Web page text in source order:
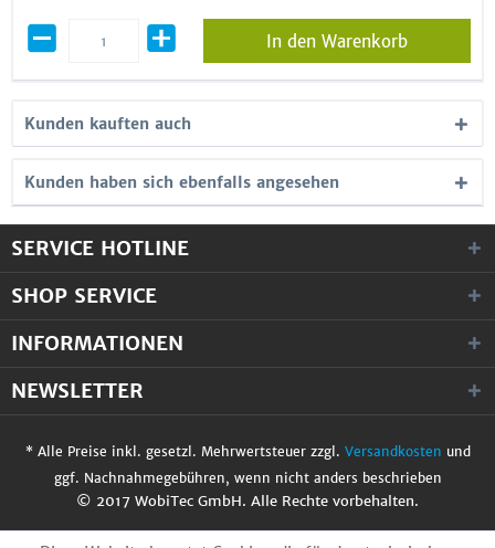
In den Warenkorb
Kunden kauften auch
Kunden haben sich ebenfalls angesehen
SERVICE HOTLINE
SHOP SERVICE
INFORMATIONEN
NEWSLETTER
* Alle Preise inkl. gesetzl. Mehrwertsteuer zzgl. Versandkosten und
ggf. Nachnahmegebühren, wenn nicht anders beschrieben
© 2017 WobiTec GmbH. Alle Rechte vorbehalten.